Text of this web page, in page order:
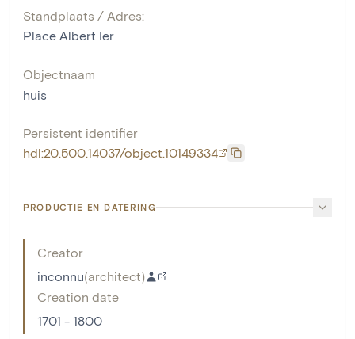
Standplaats / Adres:
Place Albert Ier
Objectnaam
huis
Persistent identifier
hdl:20.500.14037/object.10149334
PRODUCTIE EN DATERING
Creator
inconnu(architect)
Creation date
1701 - 1800